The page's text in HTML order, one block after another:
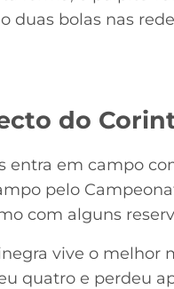
duas bolas nas
do
entra em campo
pelo
com alguns
vive o melhor
quatro e perdeu